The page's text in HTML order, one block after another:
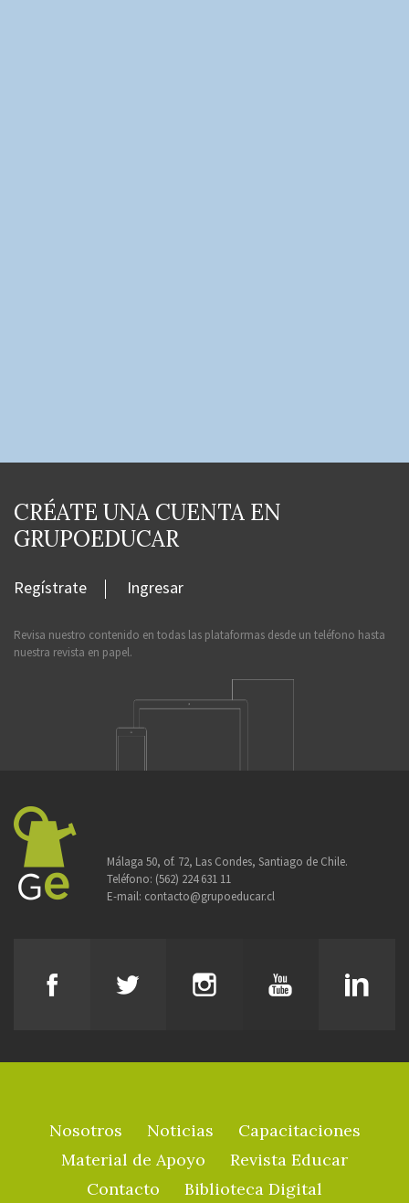
CRÉATE UNA CUENTA EN
GRUPOEDUCAR
Regístrate Ingresar
Revisa nuestro contenido en todas las plataformas desde un teléfono hasta
nuestra revista en papel.
Málaga 50, of. 72, Las Condes, Santiago de Chile.
Teléfono: (562) 224 631 11
E-mail: contacto@grupoeducar.cl
Nosotros Noticias
Capacitaciones
Material de Apoyo
Revista Educar
Contacto
Biblioteca Digital